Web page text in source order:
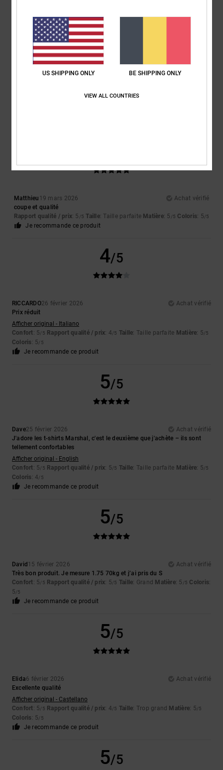
5 /5
25 avril 2026
Achat vérifié
Une chemise géniale, une matière superbe, vraiment confortable, tout
Matthieu 19 mars 2026
Achat vérifié
coupe et qualité
Rapport qualité / prix: 5 /5 Taille: Taille parfaite Matière: 5 /5 Coloris: 5/5
Je recommande ce produit
4/5
RICCARDO26 février 2026
Achat vérifié
Prix réduit
Afficher original - Italiano
Confort: 5/5 Rapport qualité / prix: 4/5 Taille: Taille parfaite Matière: 5/5
Coloris: 5/5
Je recommande ce produit
5/5
Dave25 février 2026
Achat vérifié
J'adore les t-shirts Marshal, c'est le deuxième que j'achète – ils sont
tellement confortables
Afficher original - English
Confort: 5/5 Rapport qualité / prix: 5/5 Taille: Taille parfaite Matière: 5/5
Coloris: 4/5
Je recommande ce produit
5/5
David 15 février 2026
Achat vérifié
Très bon produit. Je mesure 1.75 70kg et j’ai pris du S
Confort: 5/5 Rapport qualité / prix: 5/5 Taille: Grand Matière: 5 /5 Coloris:
5/5
Je recommande ce produit
5/5
Elida6 février 2026
Achat vérifié
Excellente qualité
Afficher original - Castellano
Confort: 5/5 Rapport qualité / prix: 4/5 Taille: Trop grand Matière: 5/5
Coloris: 5/5
Je recommande ce produit
5/5
US SHIPPING ONLY BE SHIPPING ONLY
VIEW ALL COUNTRIES